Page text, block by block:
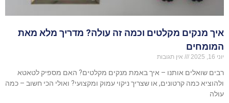
איך מנקים מקלטים וכמה זה עולה? מדריך מלא מאת
המומחים
יוני 16, 2025 אין תגובות
רבים שואלים אותנו – איך באמת מנקים מקלטים? האם מספיק לטאטא
ולהוציא כמה קרטונים, או שצריך ניקוי עמוק ומקצועי? ואולי הכי חשוב – כמה
עולה